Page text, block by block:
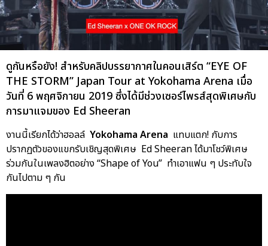
ดูกันหรือยัง! สำหรับคลิปบรรยากาศในคอนเสิร์ต “EYE OF
THE STORM” Japan Tour at Yokohama Arena เมื่อ
วันที่ 6 พฤศจิกายน 2019 ซึ่งได้มีช่วงเซอร์ไพรส์สุดพิเศษกับ
การมาแจมของ Ed Sheeran
งานนี้เรียกได้ว่าฮอลล์ Yokohama Arena แทบแตก! กับการ
ปรากฏตัวของแขกรับเชิญสุดพิเศษ Ed Sheeran ได้มาโชว์พิเศษ
ร่วมกันในเพลงฮิตอย่าง “Shape of You” ทำเอาแฟน ๆ ประทับใจ
กันไปตาม ๆ กัน